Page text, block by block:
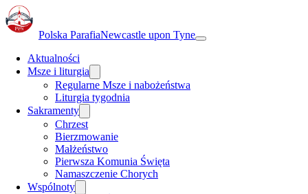
Polska ParafiaNewcastle upon Tyne
Aktualności
Msze i liturgia
Regularne Msze i nabożeństwa
Liturgia tygodnia
Sakramenty
Chrzest
Bierzmowanie
Małżeństwo
Pierwsza Komunia Święta
Namaszczenie Chorych
Wspólnoty